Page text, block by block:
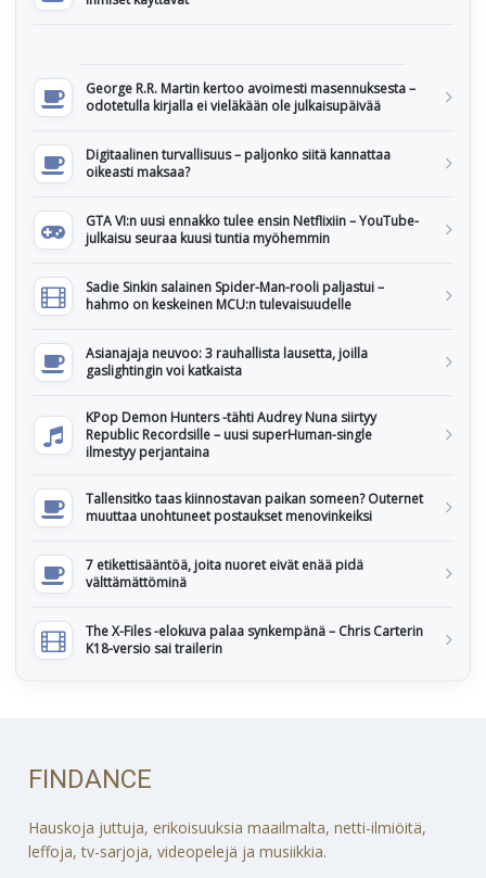
George R.R. Martin kertoo avoimesti masennuksesta –
odotetulla kirjalla ei vieläkään ole julkaisupäivää
Digitaalinen turvallisuus – paljonko siitä kannattaa
oikeasti maksaa?
GTA VI:n uusi ennakko tulee ensin Netflixiin – YouTube-
julkaisu seuraa kuusi tuntia myöhemmin
Sadie Sinkin salainen Spider-Man-rooli paljastui –
hahmo on keskeinen MCU:n tulevaisuudelle
Asianajaja neuvoo: 3 rauhallista lausetta, joilla
gaslightingin voi katkaista
KPop Demon Hunters -tähti Audrey Nuna siirtyy
Republic Recordsille – uusi superHuman-single
ilmestyy perjantaina
Tallensitko taas kiinnostavan paikan someen? Outernet
muuttaa unohtuneet postaukset menovinkeiksi
7 etikettisääntöä, joita nuoret eivät enää pidä
välttämättöminä
The X-Files -elokuva palaa synkempänä – Chris Carterin
K18-versio sai trailerin
FINDANCE
Hauskoja juttuja, erikoisuuksia maailmalta, netti-ilmiöitä,
leffoja, tv-sarjoja, videopelejä ja musiikkia.